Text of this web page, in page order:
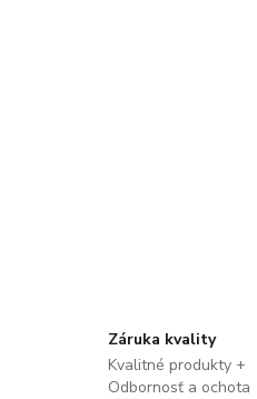
Záruka kvality
Kvalitné produkty +
Odbornosť a ochota